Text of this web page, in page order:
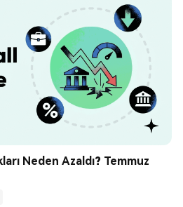
Neden Azaldı? Temmuz